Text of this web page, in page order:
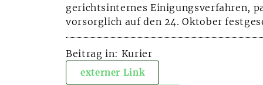
gerichtsinternes Einigungsverfahren,
vorsorglich auf den 24. Oktober
Beitrag in: Kurier
externer Link